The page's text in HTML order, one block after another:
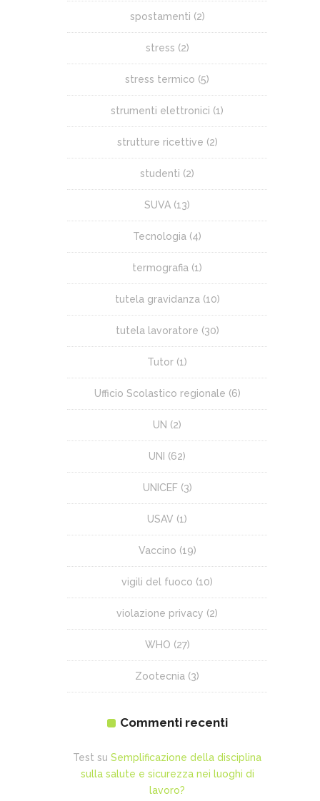
spostamenti (2)
stress (2)
stress termico (5)
strumenti elettronici (1)
strutture ricettive (2)
studenti (2)
SUVA (13)
Tecnologia (4)
termografia (1)
tutela gravidanza(10)
tutela lavoratore (30)
Tutor (1)
Ufficio Scolastico regionale (6)
UN (2)
UNI (62)
UNICEF(3)
USAV (1)
Vaccino (19)
vigili del fuoco (10)
violazione privacy (2)
WHO (27)
Zootecnia (3)
Commenti recenti
Test su Semplificazione della disciplina
sulla salute e sicurezza nei luoghi di
lavoro?